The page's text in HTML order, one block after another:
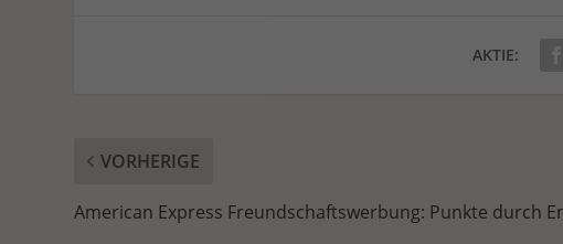
AKTIE:
VORHERIGE
American Express Freundschaftswerbung: Punkte durch